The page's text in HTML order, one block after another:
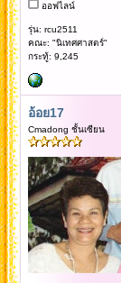
ออฟไลน์
รุ่น: rcu2511
คณะ: "นิเทศศาสตร์"
กระทู้: 9,245
อ้อย17
Cmadong ชั้นเซียน